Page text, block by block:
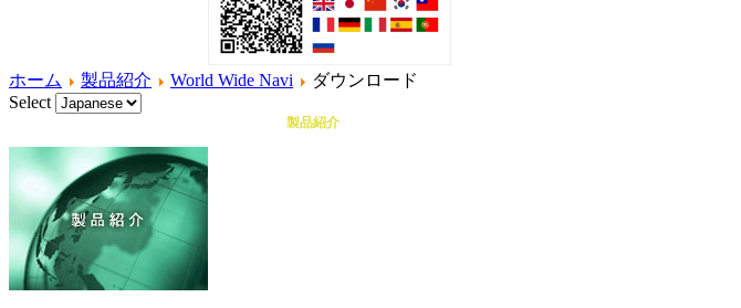
ホーム 製品紹介 World Wide Navi
ダウンロード
Select
製品紹介